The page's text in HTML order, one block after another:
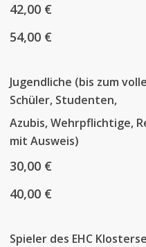
42,00 €
54,00 €
Jugendliche (bis zum
Schüler, Studenten,
Azubis, Wehrpflichtige,
mit Ausweis)
30,00 €
40,00 €
Spieler des EHC